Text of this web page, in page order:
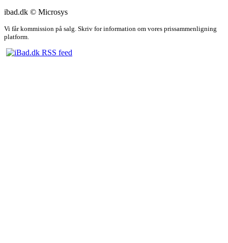
ibad.dk © Microsys
Vi får kommission på salg. Skriv for information om vores prissammenligning
platform.